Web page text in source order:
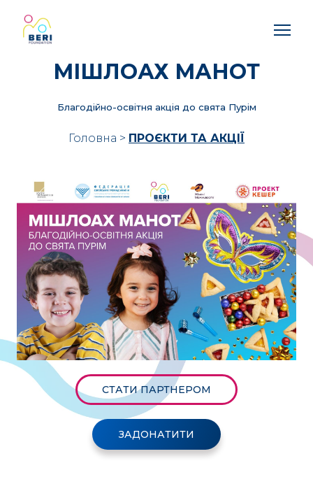
МІШЛОАХ МАНОТ
Благодійно-освітня акція до свята Пурім
Головна > ПРОЄКТИ ТА АКЦІЇ
СТАТИ ПАРТНЕРОМ
ЗАДОНАТИТИ